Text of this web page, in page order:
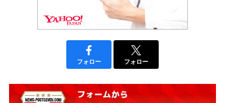
フォロー フォロー